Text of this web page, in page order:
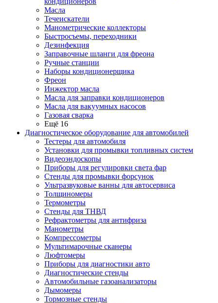
Масла
Течеискатели
Манометрические коллекторы
Быстросъемы, переходники
Дезинфекция
Заправочные шланги для фреона
Ручные станции
Наборы кондиционерщика
Фреон
Инжектор масла
Масла для заправки кондиционеров
Масла для вакуумных насосов
Газовая сварка
Ещё 16
Диагностическое оборудование для автомобилей
Тестеры для автомобиля
Установки для промывки топливных систем
Видеоэндоскопы
Приборы для регулировки света фар
Стенды для промывки форсунок
Ультразвуковые ванны для автосервиса
Толщиномеры
Термометры
Стенды для ТНВД
Рефрактометры для антифриза
Манометры
Компрессометры
Мультимарочные сканеры
Люфтомеры
Приборы для диагностики авто
Диагностические стенды
Автомобильные газоанализаторы
Дымомеры
Тормозные стенды